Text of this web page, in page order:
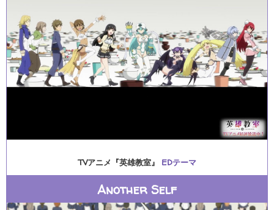
TVアニメ『英雄教室』 EDテーマ
Another Self